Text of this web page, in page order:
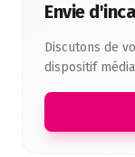
Envie
Discutons de
dispositif